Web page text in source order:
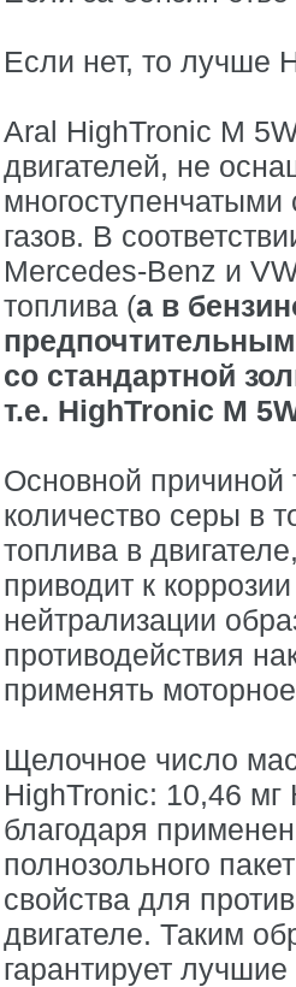
Если нет, то лучше
Aral HighTronic M
двигателей, не
газов. В
Mercedes-Benz и
топлива (а в
со стандартной
т.е. HighTronic M
Основной причиной
количество серы в
топлива в
приводит к
нейтрализации
противодействия
применять
Щелочное число
HighTronic: 10,46 мг
благодаря
полнозольного
свойства для
двигателе. Таким
гарантирует